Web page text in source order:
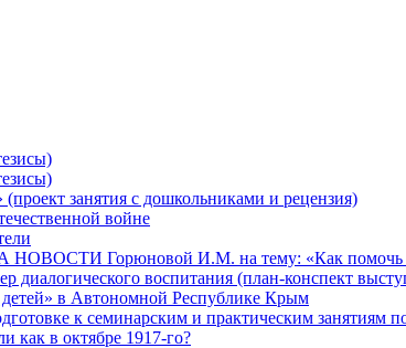
занятия с дошкольниками и рецензия)
войне
НОВОСТИ Горюновой И.М. на тему: «Как помочь
диалогического воспитания (план-конспект
в Автономной Республике Крым
к семинарским и практическим занятиям
как в октябре 1917-го?